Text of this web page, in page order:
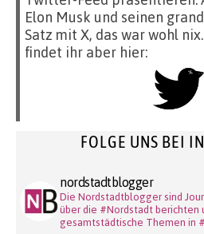
Elon Musk und seinen
Satz mit X, das war wohl
findet ihr aber hier:
FOLGE UNS BEI
nordstadtblogger
Die Nordstadtblogger sind
über die #Nordstadt berichten
gesamtstädtische Themen in